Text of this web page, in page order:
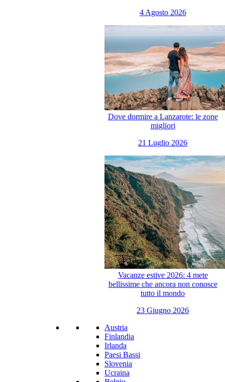
4 Agosto 2026
Dove dormire a Lanzarote: le zone
migliori
21 Luglio 2026
Vacanze estive 2026: 4 mete
bellissime che ancora non conosce
tutto il mondo
23 Giugno 2026
Austria
Finlandia
Irlanda
Paesi Bassi
Slovenia
Ucraina